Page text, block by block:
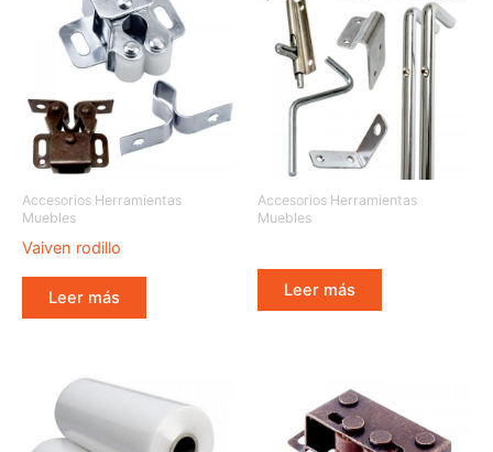
Accesorios Herramientas
Muebles
Vaiven rodillo
Leer más
Accesorios Herramientas
Muebles
Leer más